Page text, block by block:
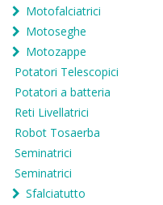
Motofalciatrici
Motoseghe
Motozappe
Potatori Telescopici
Potatori a batteria
Reti Livellatrici
Robot Tosaerba
Seminatrici
Seminatrici
Sfalciatutto